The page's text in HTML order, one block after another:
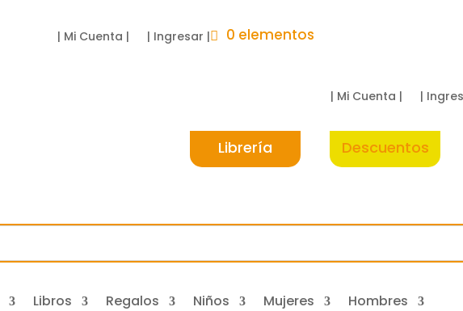
| Mi Cuenta | | Ingresar | 0 elementos
| Mi Cuenta | |
Librería Descuentos
Libros Regalos Niños Mujeres Hombres